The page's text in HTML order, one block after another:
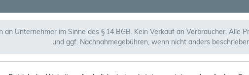
Unternehmer im Sinne des § 14 BGB. Kein Verkauf an Verbraucher. Alle
und ggf. Nachnahmegebühren, wenn nicht anders